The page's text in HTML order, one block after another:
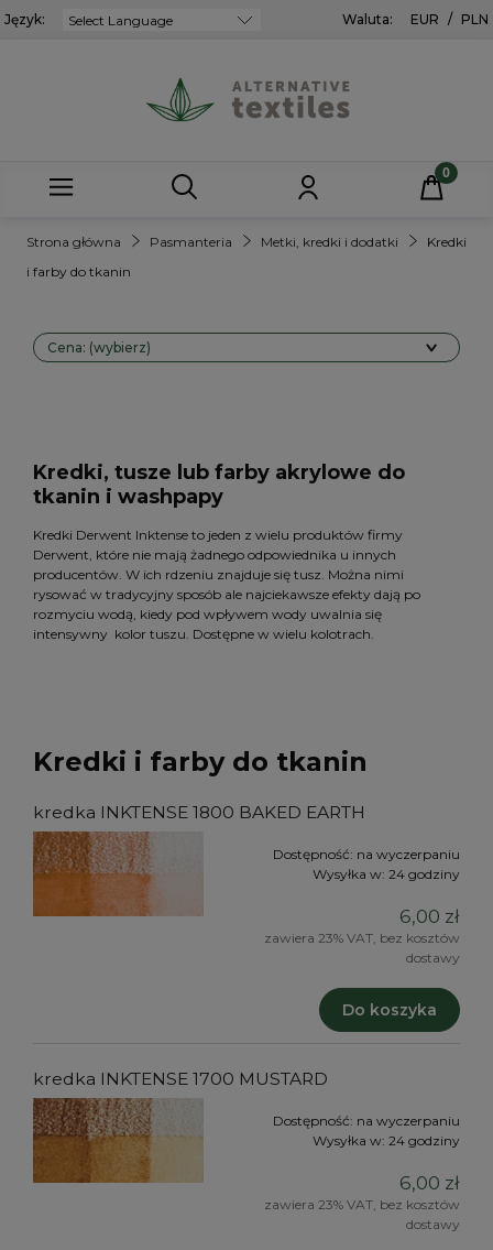
Język: Waluta: EUR / PLN
Strona główna Pasmanteria Metki, kredki i dodatki
Kredki
i farby do tkanin
Cena: (wybierz)
Kredki, tusze lub farby akrylowe do
tkanin i washpapy
Kredki Derwent Inktense to jeden z wielu produktów firmy
Derwent, które nie mają żadnego odpowiednika u innych
producentów. W ich rdzeniu znajduje się tusz. Można nimi
rysować w tradycyjny sposób ale najciekawsze efekty dają po
rozmyciu wodą, kiedy pod wpływem wody uwalnia się
intensywny kolor tuszu. Dostępne w wielu kolotrach.
Kredki i farby do tkanin
kredka INKTENSE 1800 BAKED EARTH
Dostępność: na wyczerpaniu
Wysyłka w: 24 godziny
6,00 zł
zawiera 23% VAT, bez kosztów
dostawy
Do koszyka
kredka INKTENSE 1700 MUSTARD
Dostępność: na wyczerpaniu
Wysyłka w: 24 godziny
6,00 zł
zawiera 23% VAT, bez kosztów
dostawy